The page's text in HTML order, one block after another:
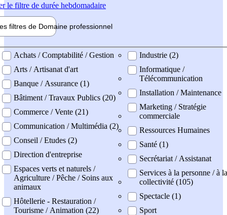
le filtre de durée hebdomadaire
filtres de Domaine professionnel
professionel
Achats / Comptabilité / Gestion
Arts / Artisanat d'art
Banque / Assurance (1)
Bâtiment / Travaux Publics (20)
Commerce / Vente (21)
Communication / Multimédia (2)
Conseil / Etudes (2)
Direction d'entreprise
Espaces verts et naturels /
Agriculture / Pêche / Soins aux
animaux
Hôtellerie - Restauration /
Tourisme / Animation (22)
Industrie (2)
Informatique /
Télécommunication
Installation / Maintenance
Marketing / Stratégie
commerciale
Ressources Humaines
Santé (1)
Secrétariat / Assistanat
Services à la personne / à la
collectivité (105)
Spectacle (1)
Sport